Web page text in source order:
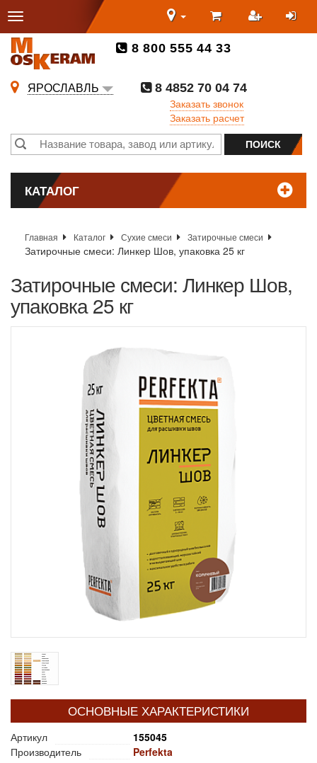
8 800 555 44 33
ЯРОСЛАВЛЬ
8 4852 70 04 74
Заказать звонок
Заказать расчет
КАТАЛОГ
Главная Каталог Сухие смеси Затирочные смеси
Затирочные смеси: Линкер Шов, упаковка 25 кг
Затирочные смеси: Линкер Шов,
упаковка 25 кг
ОСНОВНЫЕ ХАРАКТЕРИСТИКИ
Артикул
155045
Производитель
Perfekta